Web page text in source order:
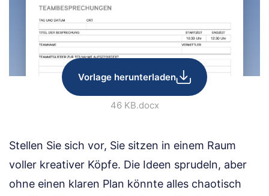
Vorlage herunterladen
46 KB.docx
Stellen Sie sich vor, Sie sitzen in einem Raum
voller kreativer Köpfe. Die Ideen sprudeln, aber
ohne einen klaren Plan könnte alles chaotisch